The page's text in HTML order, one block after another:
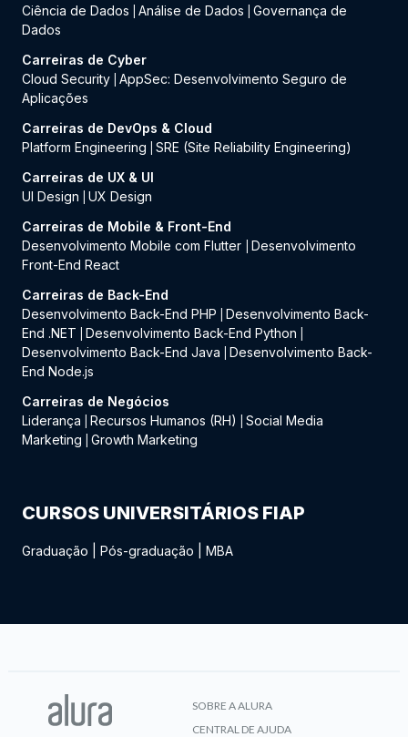
Ciência de Dados
Análise de Dados
Governança de
Dados
Carreiras de Cyber
Cloud Security AppSec: Desenvolvimento Seguro de
Aplicações
Carreiras de DevOps & Cloud
Platform Engineering
SRE (Site Reliability Engineering)
Carreiras de UX & UI
UI Design
UX Design
Carreiras de Mobile & Front-End
Desenvolvimento Mobile com Flutter
Desenvolvimento
Front-End React
Carreiras de Back-End
Desenvolvimento Back-End PHP
Desenvolvimento Back-
End .NET
Desenvolvimento Back-End Python
Desenvolvimento Back-End Java
Desenvolvimento Back-
End Node.js
Carreiras de Negócios
Liderança
Recursos Humanos (RH)
Social Media
Marketing
Growth Marketing
CURSOS UNIVERSITÁRIOS FIAP
Graduação Pós-graduação MBA
SOBRE A ALURA
CENTRAL DE AJUDA